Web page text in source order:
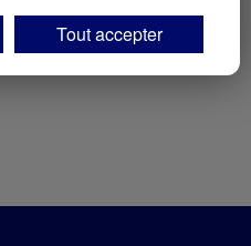
traceurs techniquesseront
en cliquant sur "Tout accepter",
Tout accepter